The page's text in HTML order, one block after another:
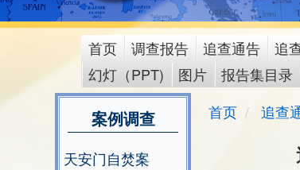
main
menu
首页 调查报告 追查通告 追
幻灯（PPT)
图片 报告集目录
案例调查
天安门自焚案
首页 追查